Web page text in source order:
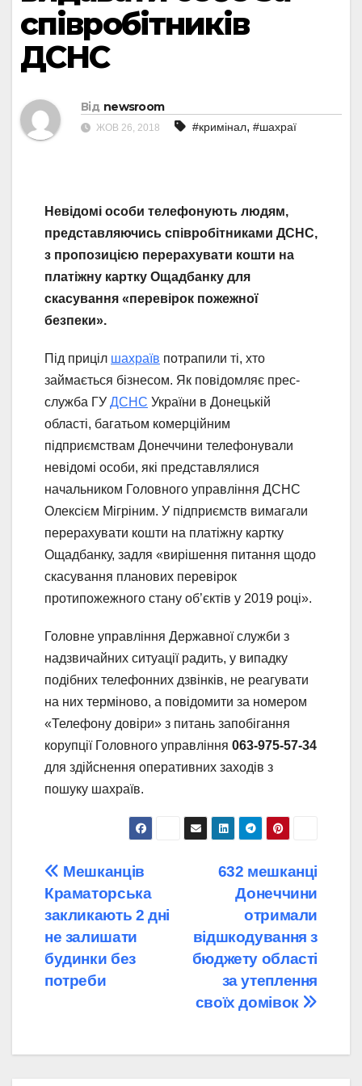
співробітників
ДСНС
Від newsroom
ЖОВ 26, 2018 #кримінал, #шахраї
Невідомі особи телефонують людям,
представляючись співробітниками ДСНС,
з пропозицією перерахувати кошти на
платіжну картку Ощадбанку для
скасування «перевірок пожежної
безпеки».
Під приціл шахраїв потрапили ті, хто
займається бізнесом. Як повідомляє прес-
служба ГУ ДСНС України в Донецькій
області, багатьом комерційним
підприємствам Донеччини телефонували
невідомі особи, які представлялися
начальником Головного управління ДСНС
Олексієм Мігріним. У підприємств вимагали
перерахувати кошти на платіжну картку
Ощадбанку, задля «вирішення питання щодо
скасування планових перевірок
протипожежного стану об’єктів у 2019 році».
Головне управління Державної служби з
надзвичайних ситуації радить, у випадку
подібних телефонних дзвінків, не реагувати
на них терміново, а повідомити за номером
«Телефону довіри» з питань запобігання
корупції Головного управління 063-975-57-34
для здійснення оперативних заходів з
пошуку шахраїв.
Навігація
записів
632 мешканці
Донеччини
отримали
відшкодування з
бюджету області
за утеплення
своїх домівок
Мешканців
Краматорська
закликають 2 дні
не залишати
будинки без
потреби